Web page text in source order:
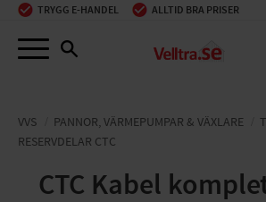
Meny
TRYGG E-HANDEL ALLTID BRA PRISER
VVS PANNOR, VÄRMEPUMPAR & VÄXLARE
RESERVDELAR CTC
CTC Kabel